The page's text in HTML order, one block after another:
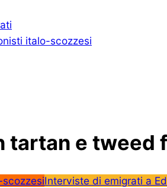
italo-scozzesi
tartan e tweed
Interviste di emigrati a